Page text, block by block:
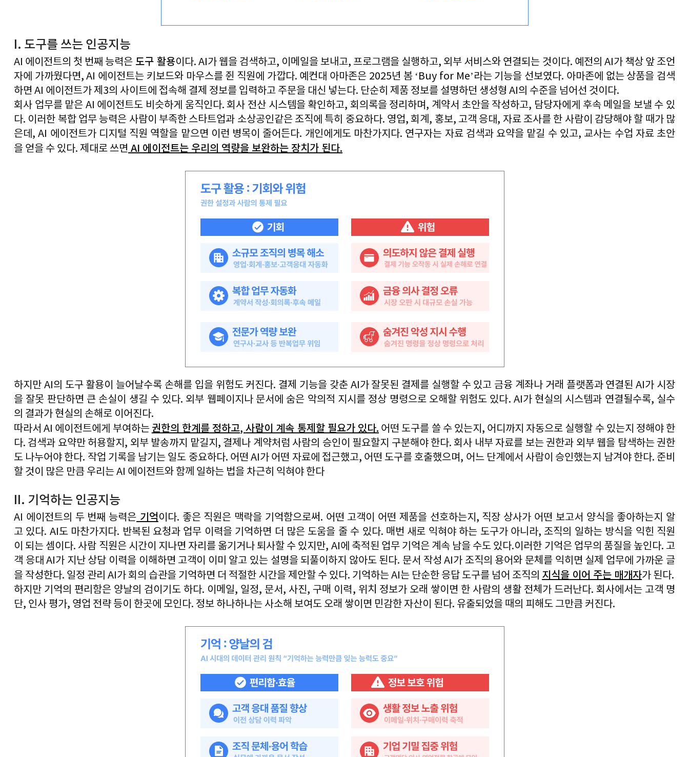
I. 도구를 쓰는 인공지능
AI 에이전트의 첫 번째 능력은 도구 활용이다. AI가 웹을 검색하고, 이메일을 보내고, 프로그램을 실행하고, 외부 서비스와 연결되는 것이다. 예전의 AI가 책상 앞 조언
자에 가까웠다면, AI 에이전트는 키보드와 마우스를 쥔 직원에 가깝다. 예컨대 아마존은 2025년 봄 ‘Buy for Me’라는 기능을 선보였다. 아마존에 없는 상품을 검색
하면 AI 에이전트가 제 3의 사이트에 접속해 결제 정보를 입력하고 주문을 대신 넣는다. 단순히 제품 정보를 설명하던 생성형 AI의 수준을 넘어선 것이다.
회사 업무를 맡은 AI 에이전트도 비슷하게 움직인다. 회사 전산 시스템을 확인하고, 회의록을 정리하며, 계약서 초안을 작성하고, 담당자에게 후속 메일을 보낼 수 있
다. 이러한 복합 업무 능력은 사람이 부족한 스타트업과 소상공인같은 조직에 특히 중요하다. 영업, 회계 , 홍보, 고객 응대, 자료 조사를 한 사람이 감당해야 할 때가 많
은데 , AI 에이전트가 디지털 직원 역할을 맡으면 이런 병목이 줄어든다. 개인에게도 마찬가지다. 연구자는 자료 검색과 요약을 맡길 수 있고, 교사는 수업 자료 초안
을 얻을 수 있다. 제대로 쓰면 AI 에이전트는 우리의 역량을 보완하는 장치가 된다.
하지만 AI의 도구 활용이 늘어날수록 손해를 입을 위험도 커진다. 결제 기능을 갖춘 AI가 잘못된 결제를 실행할 수 있고 금융 계좌나 거래 플랫폼과 연결된 AI가 시장
을 잘못 판단하면 큰 손실이 생길 수 있다. 외부 웹페이지나 문서에 숨은 악의적 지시를 정상 명령으로 오해할 위험도 있다. AI가 현실의 시스템과 연결될수록, 실수
의 결과가 현실의 손해로 이어진다.
따라서 AI 에이전트에게 부여하는 권한의 한계를 정하고, 사람이 계속 통제할 필요가 있다. 어떤 도구를 쓸 수 있는지 , 어디까지 자동으로 실행할 수 있는지 정해야 한
다. 검색과 요약만 허용할지 , 외부 발송까지 맡길지 , 결제나 계약처럼 사람의 승인이 필요할지 구분해야 한다. 회사 내부 자료를 보는 권한과 외부 웹을 탐색하는 권한
도 나누어야 한다. 작업 기록을 남기는 일도 중요하다. 어떤 AI가 어떤 자료에 접근했고, 어떤 도구를 호출했으며, 어느 단계에서 사람이 승인했는지 남겨야 한다. 준비
할 것이 많은 만큼 우리는 AI 에이전트와 함께 일하는 법을 차근히 익혀야 한다
II. 기억하는 인공지능
AI 에이전트의 두 번째 능력은 기억이다. 좋은 직원은 맥락을 기억함으로써. 어떤 고객이 어떤 제품을 선호하는지 , 직장 상사가 어떤 보고서 양식을 좋아하는지 알
고 있다. AI도 마찬가지다. 반복된 요청과 업무 이력을 기억하면 더 많은 도움을 줄 수 있다. 매번 새로 익혀야 하는 도구가 아니라, 조직의 일하는 방식을 익힌 직원
이 되는 셈이다. 사람 직원은 시간이 지나면 자리를 옮기거나 퇴사할 수 있지만, AI에 축적된 업무 기억은 계속 남을 수도 있다.이러한 기억은 업무의 품질을 높인다. 고
객 응대 AI가 지난 상담 이력을 이해하면 고객이 이미 알고 있는 설명을 되풀이하지 않아도 된다. 문서 작성 AI가 조직의 용어와 문체를 익히면 실제 업무에 가까운 글
을 작성한다. 일정 관리 AI가 회의 습관을 기억하면 더 적절한 시간을 제안할 수 있다. 기억하는 AI는 단순한 응답 도구를 넘어 조직의 지식을 이어 주는 매개자가 된다.
하지만 기억의 편리함은 양날의 검이기도 하다. 이메일, 일정, 문서, 사진, 구매 이력, 위치 정보가 오래 쌓이면 한 사람의 생활 전체가 드러난다. 회사에서는 고객 명
단, 인사 평가, 영업 전략 등이 한곳에 모인다. 정보 하나하나는 사소해 보여도 오래 쌓이면 민감한 자산이 된다. 유출되었을 때의 피해도 그만큼 커진다.